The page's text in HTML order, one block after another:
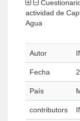
actividad de
Agua
Autor
Fecha
País
contributors